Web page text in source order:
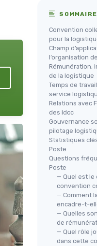
SOMMAIRE
Convention
pour la
Champ
l’organisation
Rémunération,
de la logistique
Temps de
service
Relations avec
des idcc
Gouvernance
pilotage
Statistiques
Poste
Questions
Poste
— Quel est le
convention
— Comment
encadre-t-
— Quelles
de
— Quel rôle
dans cette